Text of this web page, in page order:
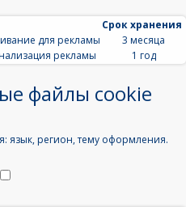
Срок хранения
для рекламы 3 месяца
рекламы 1 год
файлы cookie
язык, регион, тему оформления.